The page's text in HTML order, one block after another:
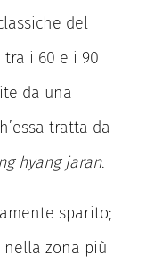
del
tra i 60 e i 90
da una
tratta da
hyang jaran.
sparito;
zona più